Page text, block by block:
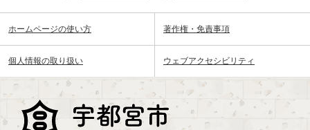
ホームページの使い方 著作権・免責事項
個人情報の取り扱い ウェブアクセシビリティ